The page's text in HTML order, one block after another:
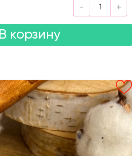
В корзину